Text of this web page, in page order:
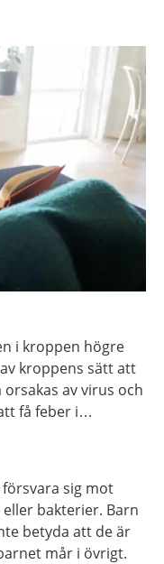
i kroppen högre
kroppens sätt att
av virus och
få feber i
sig mot
bakterier. Barn
betyda att de är
mår i övrigt.